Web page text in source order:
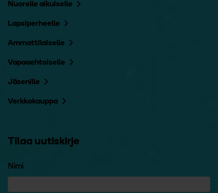
Nuorelle aikuiselle
Lapsiperheelle
Ammattilaiselle
Vapaaehtoiselle
Jäsenille
Verkkokauppa
Tilaa uutiskirje
Nimi